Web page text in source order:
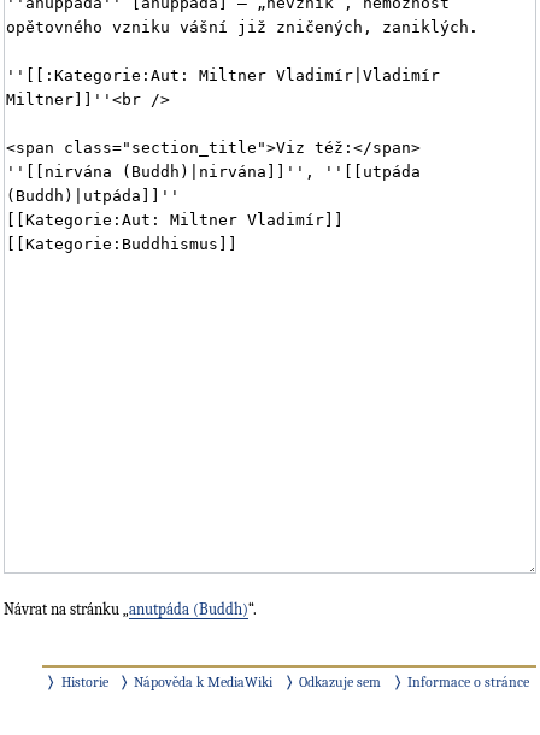
Návrat na stránku „ anutpáda (Buddh)“.
Historie Nápověda k MediaWiki Odkazuje sem Informace o stránce